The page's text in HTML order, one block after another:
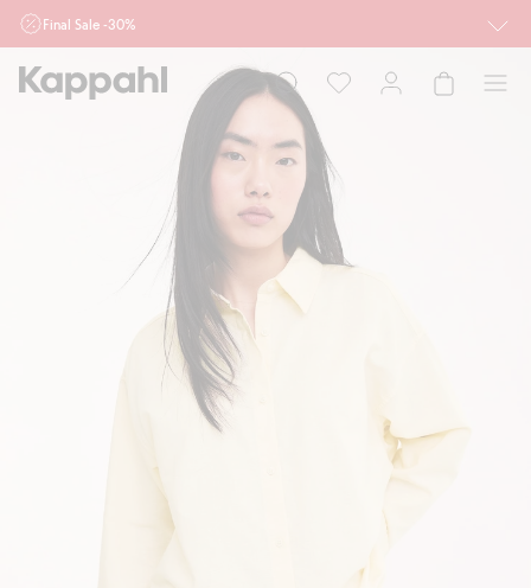
Final Sale -30%
działu outlet do 10.8 w sklepach Kappahl i Newbie oraz na kappahl.com. Ofert
nie łączymy
Mężczyzna Dziecko